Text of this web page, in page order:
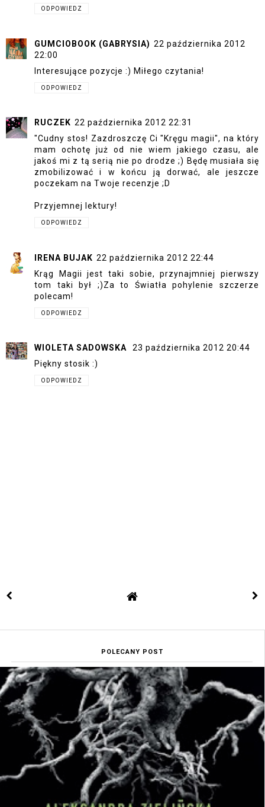
ODPOWIEDZ
GUMCIOBOOK (GABRYSIA) 22 października 2012
22:00
Interesujące pozycje :) Miłego czytania!
ODPOWIEDZ
RUCZEK 22 października 2012 22:31
"Cudny stos! Zazdroszczę Ci "Kręgu magii", na który
mam ochotę już od nie wiem jakiego czasu, ale
jakoś mi z tą serią nie po drodze ;) Będę musiała się
zmobilizować i w końcu ją dorwać, ale jeszcze
poczekam na Twoje recenzje ;D
Przyjemnej lektury!
ODPOWIEDZ
IRENA BUJAK 22 października 2012 22:44
Krąg Magii jest taki sobie, przynajmniej pierwszy
tom taki był ;)Za to Światła pohylenie szczerze
polecam!
ODPOWIEDZ
WIOLETA SADOWSKA
23 października 2012 20:44
Piękny stosik :)
ODPOWIEDZ
POLECANY POST